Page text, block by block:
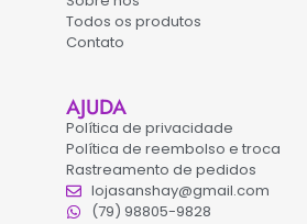
Todos os produtos
Contato
AJUDA
Política de privacidade
Política de reembolso e troca
Rastreamento de pedidos
lojasanshay@gmail.com
(79) 98805-9828